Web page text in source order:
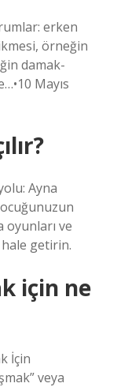
erken
örneğin
damak-
Mayıs
Ayna
oyunları ve
hale getirin.
için ne
İçin
veya